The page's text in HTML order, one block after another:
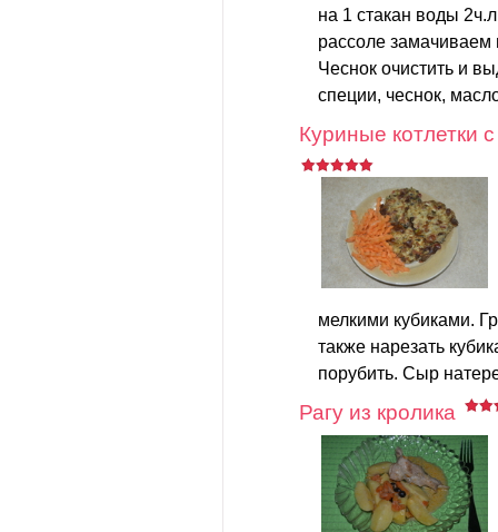
на 1 стакан воды
рассоле
Чеснок очистить и
специи, чеснок,
Куриные котлетки
мелкими кубиками.
также нарезать
порубить. Сыр
Рагу из кролика